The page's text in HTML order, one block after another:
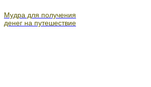
Мудра для получения
денег на путешествие